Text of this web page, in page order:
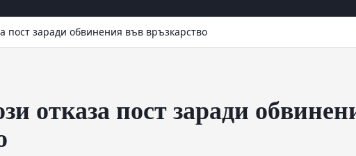
пост заради обвинения във връзкарство
отказа пост заради